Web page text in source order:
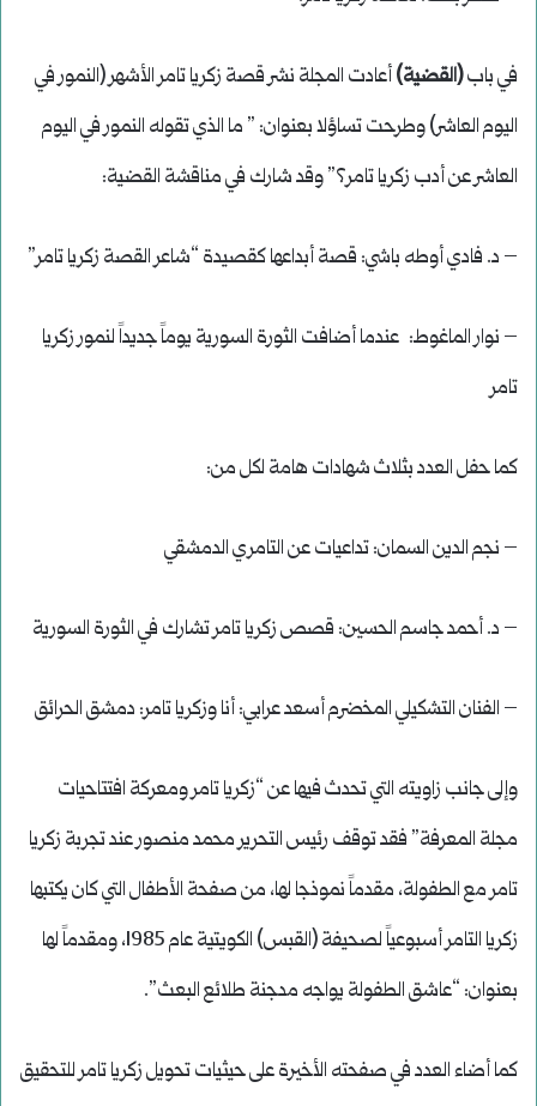
في باب(القضية) أعادت المجلة نشر قصة زكريا تامر الأشهر (النمور في
اليوم العاشر) وطرحت تساؤلا بعنوان: ” ما الذي تقوله النمور في اليوم
العاشر عن أدب زكريا تامر؟” وقد شارك في مناقشة القضية:
– د. فادي أوطه باشي: قصة أبداعها كقصيدة “شاعر القصة زكريا تامر”
– نوار الماغوط: عندما أضافت الثورة السورية يوماً جديداً لنمور زكريا
تامر
كما حفل العدد بثلاث شهادات هامة لكل من:
– نجم الدين السمان: تداعيات عن التامري الدمشقي
– د. أحمد جاسم الحسين: قصص زكريا تامر تشارك في الثورة السورية
– الفنان التشكيلي المخضرم أسعد عرابي: أنا وزكريا تامر: دمشق الحرائق
وإلى جانب زاويته التي تحدث فيها عن “زكريا تامر ومعركة افتتاحيات
مجلة المعرفة” فقد توقف رئيس التحرير محمد منصور عند تجربة زكريا
تامر مع الطفولة، مقدماً نموذجا لها، من صفحة الأطفال التي كان يكتبها
زكريا التامر أسبوعياً لصحيفة (القبس) الكويتية عام 1985، ومقدماً لها
بعنوان: “عاشق الطفولة يواجه مدجنة طلائع البعث”.
كما أضاء العدد في صفحته الأخيرة على حيثيات تحويل زكريا تامر للتحقيق